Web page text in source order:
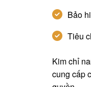
Bảo
Tiêu
Kim chỉ
cung cấp